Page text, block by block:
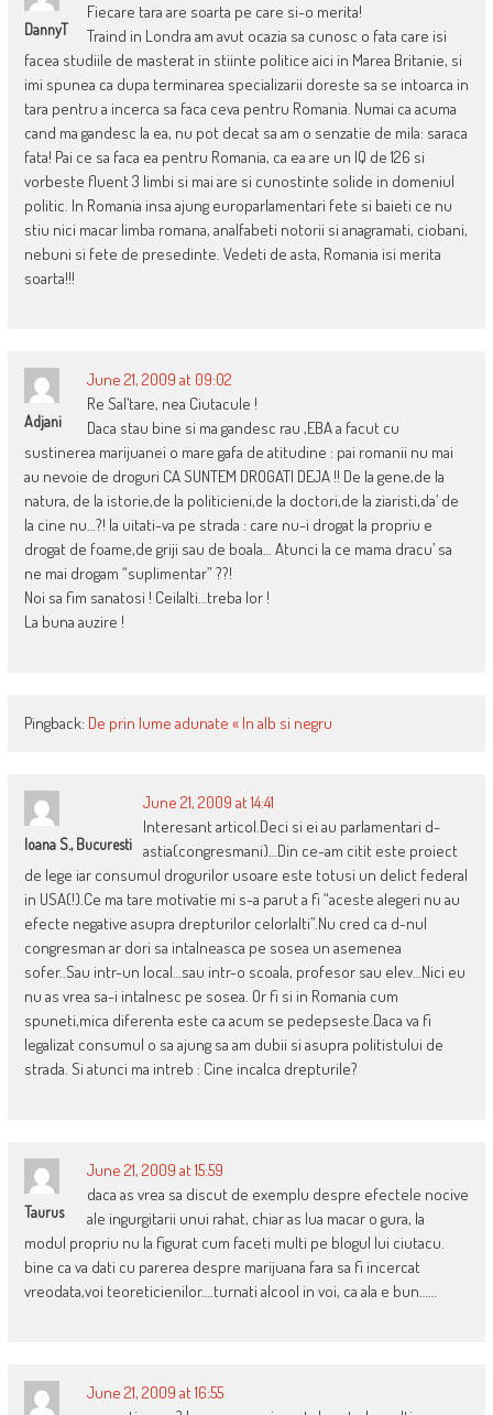
DannyT
Fiecare tara are soarta pe care si-o merita!
Traind in Londra am avut ocazia sa cunosc o fata care isi
facea studiile de masterat in stiinte politice aici in Marea Britanie, si
imi spunea ca dupa terminarea specializarii doreste sa se intoarca in
tara pentru a incerca sa faca ceva pentru Romania. Numai ca acuma
cand ma gandesc la ea, nu pot decat sa am o senzatie de mila: saraca
fata! Pai ce sa faca ea pentru Romania, ca ea are un IQ de 126 si
vorbeste fluent 3 limbi si mai are si cunostinte solide in domeniul
politic. In Romania insa ajung europarlamentari fete si baieti ce nu
stiu nici macar limba romana, analfabeti notorii si anagramati, ciobani,
nebuni si fete de presedinte. Vedeti de asta, Romania isi merita
soarta!!!
Adjani
June 21, 2009 at 09:02
Re Sal’tare, nea Ciutacule !
Daca stau bine si ma gandesc rau ,EBA a facut cu
sustinerea marijuanei o mare gafa de atitudine : pai romanii nu mai
au nevoie de droguri CA SUNTEM DROGATI DEJA !! De la gene,de la
natura, de la istorie,de la politicieni,de la doctori,de la ziaristi,da’ de
la cine nu…?! Ia uitati-va pe strada : care nu-i drogat la propriu e
drogat de foame,de griji sau de boala… Atunci la ce mama dracu’ sa
ne mai drogam “suplimentar” ??!
Noi sa fim sanatosi ! Ceilalti…treba lor !
La buna auzire !
Pingback: De prin lume adunate « In alb si negru
Ioana S., Bucuresti
June 21, 2009 at 14:41
Interesant articol.Deci si ei au parlamentari d-
astia(congresmani)…Din ce-am citit este proiect
de lege iar consumul drogurilor usoare este totusi un delict federal
in USA(!).Ce ma tare motivatie mi s-a parut a fi “aceste alegeri nu au
efecte negative asupra drepturilor celorlalti”.Nu cred ca d-nul
congresman ar dori sa intalneasca pe sosea un asemenea
sofer..Sau intr-un local…sau intr-o scoala, profesor sau elev…Nici eu
nu as vrea sa-i intalnesc pe sosea. Or fi si in Romania cum
spuneti,mica diferenta este ca acum se pedepseste.Daca va fi
legalizat consumul o sa ajung sa am dubii si asupra politistului de
strada. Si atunci ma intreb : Cine incalca drepturile?
Taurus
June 21, 2009 at 15:59
daca as vrea sa discut de exemplu despre efectele nocive
ale ingurgitarii unui rahat, chiar as lua macar o gura, la
modul propriu nu la figurat cum faceti multi pe blogul lui ciutacu.
bine ca va dati cu parerea despre marijuana fara sa fi incercat
vreodata,voi teoreticienilor….turnati alcool in voi, ca ala e bun……
June 21, 2009 at 16:55